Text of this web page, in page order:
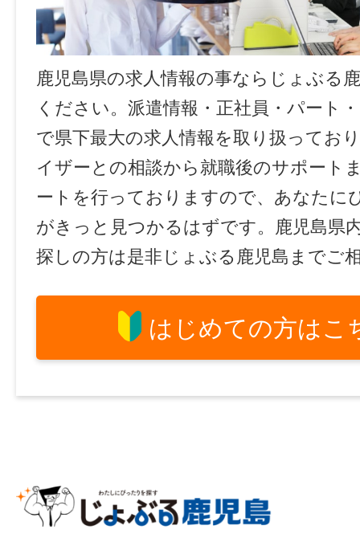
鹿児島県の求人情報の事ならじょぶる
ください。派遣情報・正社員・パート
で県下最大の求人情報を取り扱ってお
イザーとの相談から就職後のサポート
ートを行っておりますので、あなたに
がきっと見つかるはずです。鹿児島県
探しの方は是非じょぶる鹿児島までご
はじめての方はこ